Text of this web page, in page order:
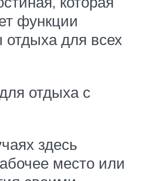
функции
отдыха для всех
отдыха с
здесь
место или